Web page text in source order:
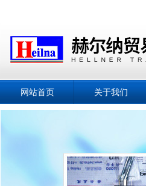
网站首页 关于我们